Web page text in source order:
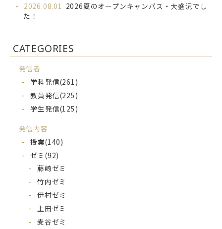
2026.08.01 2026夏のオープンキャンパス・大盛況でし
た！
CATEGORIES
発信者
学科発信(261)
教員発信(225)
学生発信(125)
発信内容
授業(140)
ゼミ(92)
藤崎ゼミ
竹内ゼミ
伊村ゼミ
上田ゼミ
麦谷ゼミ